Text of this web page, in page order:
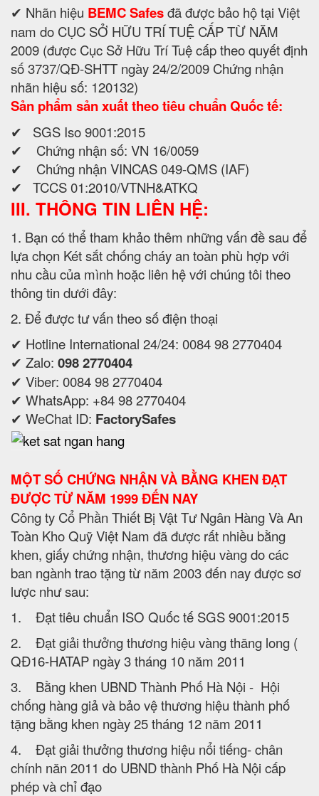
✔ Nhãn hiệu BEMC Safesđã được bảo hộ tại Việt
nam do CỤC SỞ HỮU TRÍ TUỆ CẤP TỪ NĂM
2009 (được Cục Sở Hữu Trí Tuệ cấp theo quyết định
số 3737/QĐ-SHTT ngày 24/2/2009 Chứng nhận
nhãn hiệu số: 120132)
Sản phẩm sản xuất theo tiêu chuẩn Quốc tế:
✔ SGS Iso 9001:2015
✔ Chứng nhận số: VN 16/0059
✔ Chứng nhận VINCAS 049-QMS (IAF)
✔ TCCS 01:2010/VTNH&ATKQ
III. THÔNG TIN LIÊN HỆ:
1. Bạn có thể tham khảo thêm những vấn đề sau để
lựa chọn Két sắt chống cháy an toàn phù hợp với
nhu cầu của mình hoặc liên hệ với chúng tôi theo
thông tin dưới đây:
2. Để được tư vấn theo số điện thoại
✔ Hotline International 24/24: 0084 98 2770404
✔ Zalo: 098 2770404
✔ Viber: 0084 98 2770404
✔ WhatsApp: +84 98 2770404
✔ WeChat ID: FactorySafes
MỘT SỐ CHỨNG NHẬN VÀ BẰNG KHEN ĐẠT
ĐƯỢC TỪ NĂM 1999 ĐẾN NAY
Công ty Cổ Phần Thiết Bị Vật Tư Ngân Hàng Và An
Toàn Kho Quỹ Việt Nam đã được rất nhiều bằng
khen, giấy chứng nhận, thương hiệu vàng do các
ban ngành trao tặng từ năm 2003 đến nay được sơ
lược như sau:
1. Đạt tiêu chuẩn ISO Quốc tế SGS 9001:2015
2. Đạt giải thưởng thương hiệu vàng thăng long (
QĐ16-HATAP ngày 3 tháng 10 năm 2011
3. Bằng khen UBND Thành Phố Hà Nội - Hội
chống hàng giả và bảo vệ thương hiệu thành phố
tặng bằng khen ngày 25 tháng 12 năm 2011
4. Đạt giải thưởng thương hiệu nổi tiếng- chân
chính năn 2011 do UBND thành Phố Hà Nội cấp
phép và chỉ đạo